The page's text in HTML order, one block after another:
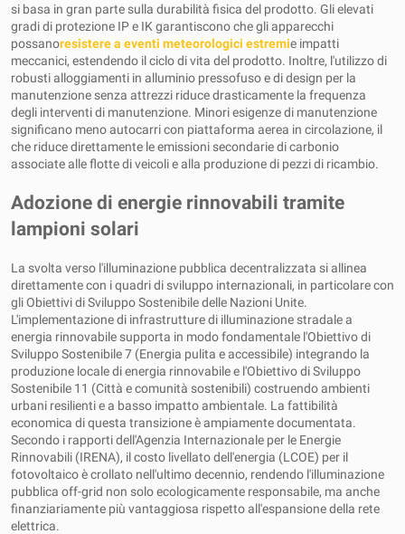
si basa in gran parte sulla durabilità fisica del prodotto. Gli elevati
gradi di protezione IP e IK garantiscono che gli apparecchi
possanoresistere a eventi meteorologici estremie impatti
meccanici, estendendo il ciclo di vita del prodotto. Inoltre, l'utilizzo di
robusti alloggiamenti in alluminio pressofuso e di design per la
manutenzione senza attrezzi riduce drasticamente la frequenza
degli interventi di manutenzione. Minori esigenze di manutenzione
significano meno autocarri con piattaforma aerea in circolazione, il
che riduce direttamente le emissioni secondarie di carbonio
associate alle flotte di veicoli e alla produzione di pezzi di ricambio.
Adozione di energie rinnovabili tramite
lampioni solari
La svolta verso l'illuminazione pubblica decentralizzata si allinea
direttamente con i quadri di sviluppo internazionali, in particolare con
gli Obiettivi di Sviluppo Sostenibile delle Nazioni Unite.
L'implementazione di infrastrutture di illuminazione stradale a
energia rinnovabile supporta in modo fondamentale l'Obiettivo di
Sviluppo Sostenibile 7 (Energia pulita e accessibile) integrando la
produzione locale di energia rinnovabile e l'Obiettivo di Sviluppo
Sostenibile 11 (Città e comunità sostenibili) costruendo ambienti
urbani resilienti e a basso impatto ambientale. La fattibilità
economica di questa transizione è ampiamente documentata.
Secondo i rapporti dell'Agenzia Internazionale per le Energie
Rinnovabili (IRENA), il costo livellato dell'energia (LCOE) per il
fotovoltaico è crollato nell'ultimo decennio, rendendo l'illuminazione
pubblica off-grid non solo ecologicamente responsabile, ma anche
finanziariamente più vantaggiosa rispetto all'espansione della rete
elettrica.